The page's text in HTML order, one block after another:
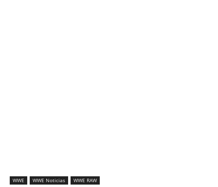
WWE WWE Noticias WWE RAW